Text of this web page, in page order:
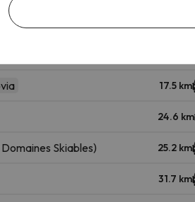
Massif)
17.5 km
24.6 km
Skiables) 25.2 km
31.7 km